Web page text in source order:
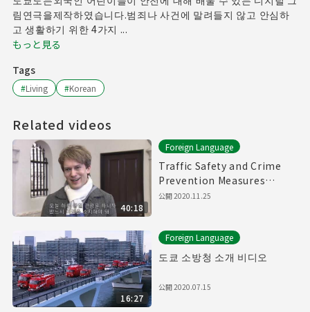
림연극을제작하였습니다.범죄나 사건에 말려들지 않고 안심하
고 생활하기 위한 4가지 ...
もっと見る
Tags
#Living #Korean
Related videos
40:18
Foreign Language
Traffic Safety and Crime
Prevention Measures
Videos (Korean Subtitle)
公開2020.11.25
16:27
Foreign Language
도쿄 소방청 소개 비디오
公開2020.07.15